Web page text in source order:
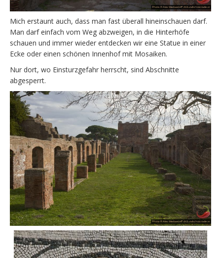
Mich erstaunt auch, dass man fast überall hineinschauen darf.
Man darf einfach vom Weg abzweigen, in die Hinterhöfe
schauen und immer wieder entdecken wir eine Statue in einer
Ecke oder einen schönen Innenhof mit Mosaiken.
Nur dort, wo Einsturzgefahr herrscht, sind Abschnitte
abgesperrt.